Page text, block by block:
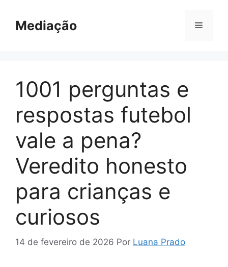
paraMediação Menu
1001 perguntas e
respostas futebol
vale a pena?
Veredito honesto
para crianças e
curiosos
14 de fevereiro de 2026 Por Luana Prado